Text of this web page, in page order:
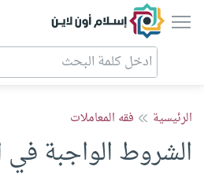
إسلام أون لاين
الرئيسية فقه المعاملات
الشروط الواجبة في